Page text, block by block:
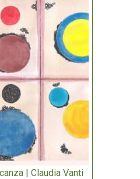
| Claudia Vanti